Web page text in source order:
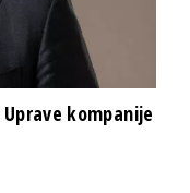
kompanije